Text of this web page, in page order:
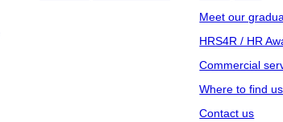
Meet our
HRS4R / HR
Commercial
Where to find us
Contact us